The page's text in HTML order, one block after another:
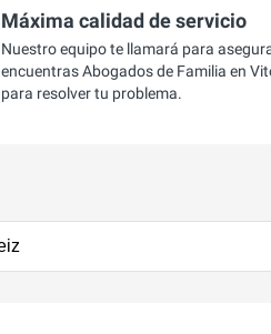
Máxima calidad de servicio
Nuestro equipo te llamará para
encuentras Abogados de Familia en
para resolver tu problema.